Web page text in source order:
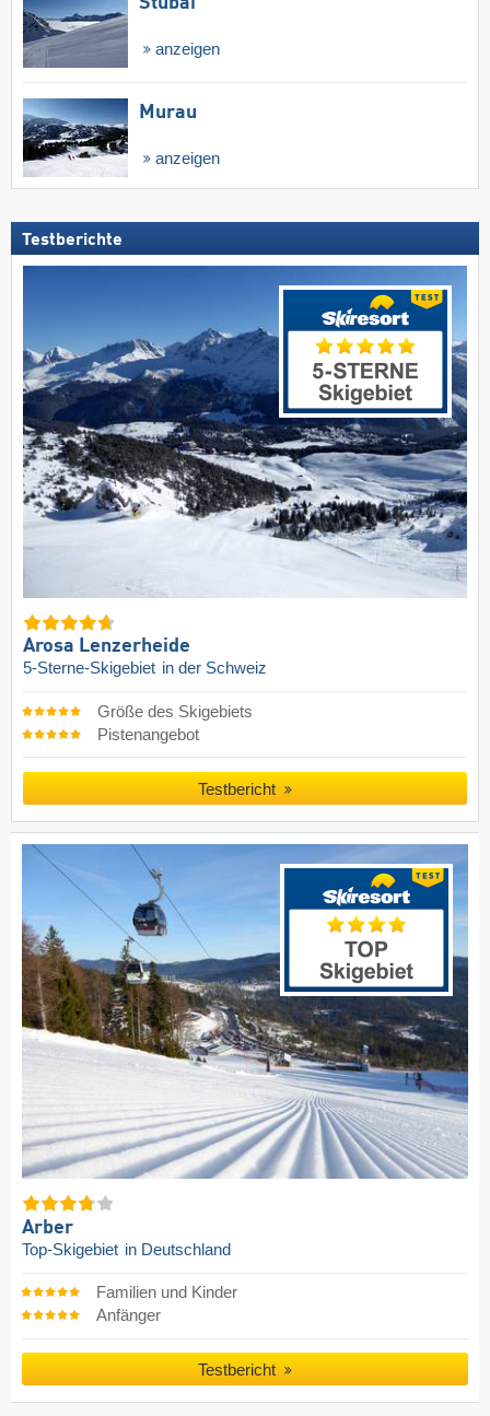
anzeigen
Murau
anzeigen
Testberichte
Arosa Lenzerheide
5-Sterne-Skigebiet in der Schweiz
Größe des Skigebiets
Pistenangebot
Testbericht
Arber
Top-Skigebiet in Deutschland
Familien und Kinder
Anfänger
Testbericht